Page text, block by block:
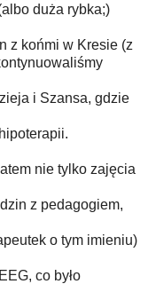
duża rybka;)
z końmi w Kresie (z
i Szansa, gdzie
nie tylko zajęcia
z pedagogiem,
o tym imieniu)
co było